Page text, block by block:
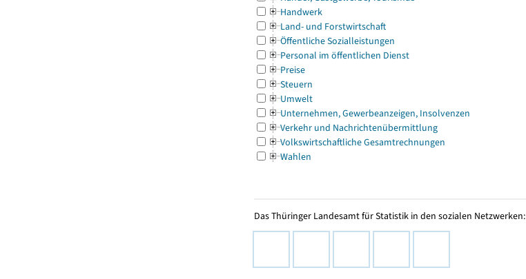
Handwerk
Land- und Forstwirtschaft
Öffentliche Sozialleistungen
Personal im öffentlichen Dienst
Preise
Steuern
Umwelt
Unternehmen, Gewerbeanzeigen, Insolvenzen
Verkehr und Nachrichtenübermittlung
Volkswirtschaftliche Gesamtrechnungen
Wahlen
Das Thüringer Landesamt für Statistik in den sozialen Netzwerken: